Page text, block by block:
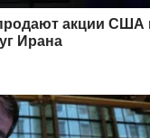
акции США
Ирана